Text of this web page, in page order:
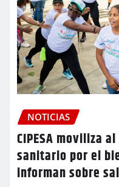
NOTICIAS
CIPESA moviliza
sanitario por el
informan sobre